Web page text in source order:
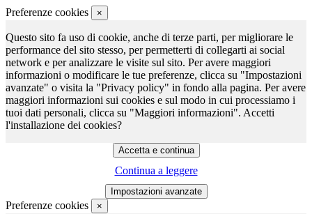
Preferenze cookies ×
Questo sito fa uso di cookie, anche di terze parti, per migliorare le
performance del sito stesso, per permetterti di collegarti ai social
network e per analizzare le visite sul sito. Per avere maggiori
informazioni o modificare le tue preferenze, clicca su "Impostazioni
avanzate" o visita la "Privacy policy" in fondo alla pagina. Per avere
maggiori informazioni sui cookies e sul modo in cui processiamo i
tuoi dati personali, clicca su "Maggiori informazioni". Accetti
l'installazione dei cookies?
Continua a leggere
Preferenze cookies ×